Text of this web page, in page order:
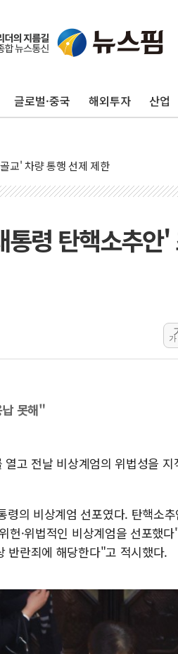
글로벌·중국 해외투자 산업
C919 최초 국제선, 전고체 배터리
숨져
' 들어선다
지...金 46.01% vs 鄭 44.53%
표율 68.63%
48.54% 정청래 44.40%
김민석 46.35% 송영길 5.83%
잇는 시간 되길"
앞두고 막판 셈법
틀만에 철거
33% 감축
령 탄핵소추안'
가
못해"
고 전날 비상계엄의 위법성을 지
의 비상계엄 선포였다. 탄핵소추
·위법적인 비상계엄을 선포했다
반란죄에 해당한다"고 적시했다.